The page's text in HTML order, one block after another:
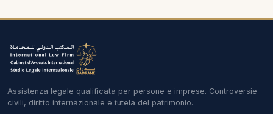
Assistenza legale qualificata per persone e imprese. Controversie
civili, diritto internazionale e tutela del patrimonio.